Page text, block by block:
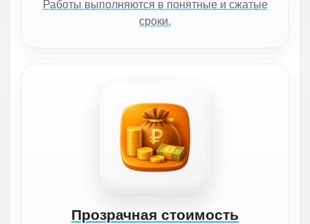
Работы выполняются в понятные и сжатые
сроки.
Прозрачная стоимость